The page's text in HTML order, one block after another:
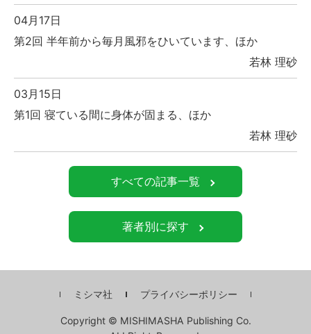
04月17日
第2回 半年前から毎月風邪をひいています、ほか
若林 理砂
03月15日
第1回 寝ている間に身体が固まる、ほか
若林 理砂
すべての記事一覧
著者別に探す
ミシマ社 プライバシーポリシー
Copyright © MISHIMASHA Publishing Co.